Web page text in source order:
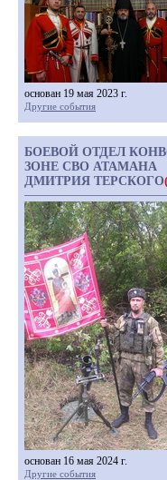
основан 19 мая 2023 г.
Другие события
БОЕВОЙ ОТДЕЛ
ЗОНЕ СВО АТАМАНА
ДМИТРИЯ ТЕРСКОГО
основан 16 мая 2024 г.
Другие события